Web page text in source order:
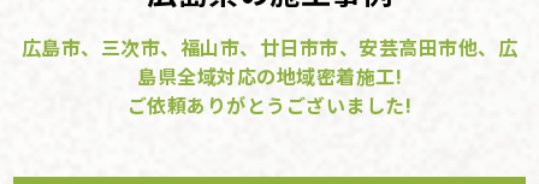
広島市、三次市、福山市、廿日市市、安芸高田市他、広
島県全域対応の地域密着施工!
ご依頼ありがとうございました!